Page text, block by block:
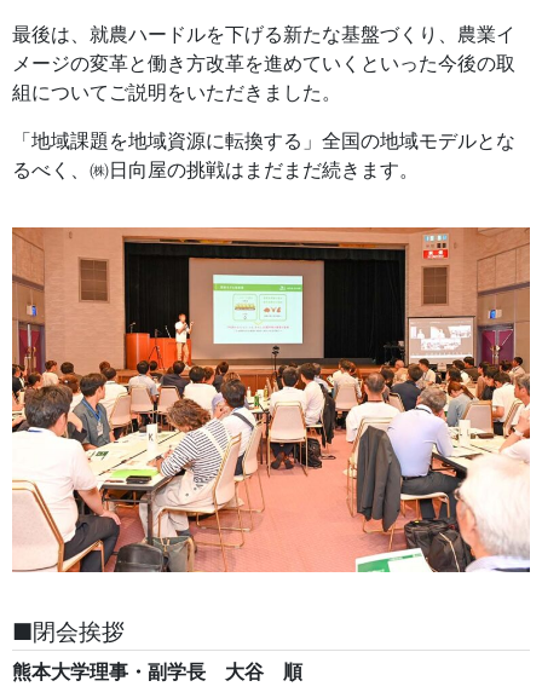
最後は、就農ハードルを下げる新たな基盤づくり、農業イ
メージの変革と働き方改革を進めていくといった今後の取
組についてご説明をいただきました。
「地域課題を地域資源に転換する」全国の地域モデルとな
るべく、㈱日向屋の挑戦はまだまだ続きます。
■閉会挨拶
熊本大学理事・副学長 大谷 順